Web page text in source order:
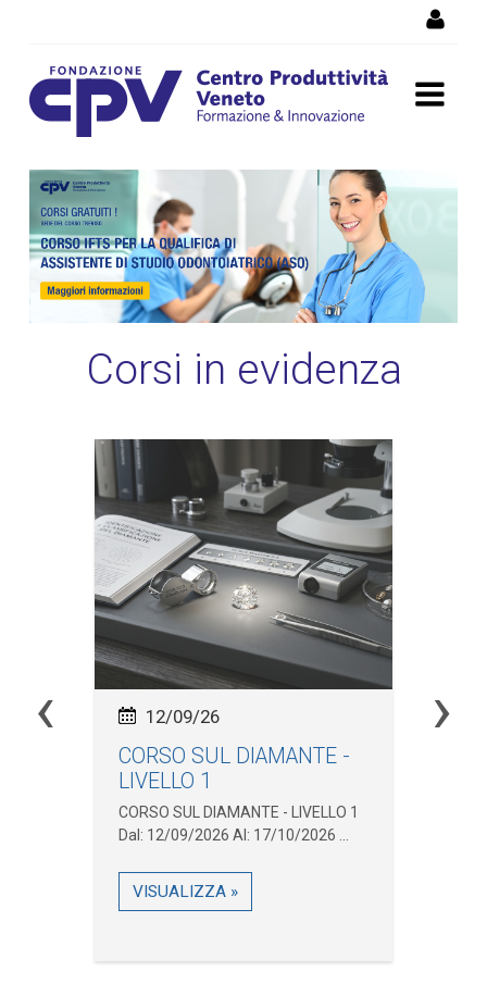
Corsi di formazione
Vicenza, corsi professionali
e per disoccupati
Corsi in evidenza
CORSO SUL DIAMANTE -
LIVELLO 1
CORSO SUL DIAMANTE - LIVELLO 1
Dal: 12/09/2026 Al: 17/10/2026 ...
VISUALIZZA »
12/09/26
‹ ›